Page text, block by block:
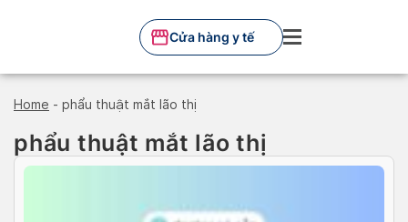
Cửa hàng y tế
Home - phẩu thuật mắt lão thị
phẩu thuật mắt lão thị